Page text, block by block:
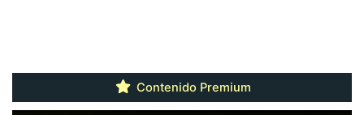
Contenido Premium